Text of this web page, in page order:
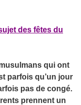
des fêtes du
qui ont
parfois qu’un jour
pas de congé.
prennent un